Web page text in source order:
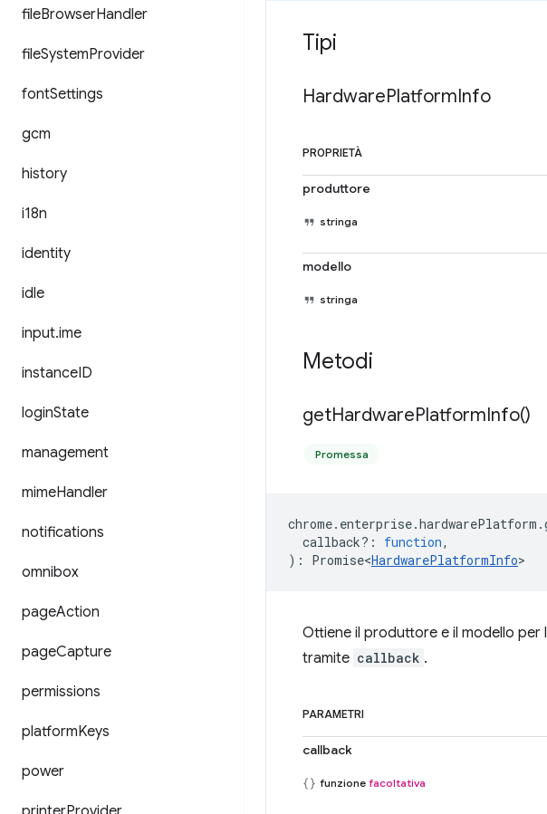
fileBrowserHandler
fileSystemProvider
fontSettings
gcm
history
i18n
identity
idle
input.ime
instanceID
loginState
management
mimeHandler
notifications
omnibox
pageAction
pageCapture
permissions
platformKeys
power
Tipi
HardwarePlatformInfo
PROPRIETÀ
produttore
stringa
modello
stringa
Metodi
getHardwarePlatformInfo()
Promessa
chrome. enterprise.hardwarePlatform .
callback? : function,
) : Promise<HardwarePlatformInfo>
Ottiene il produttore e il modello
tramite callback .
PARAMETRI
callback
funzione facoltativa